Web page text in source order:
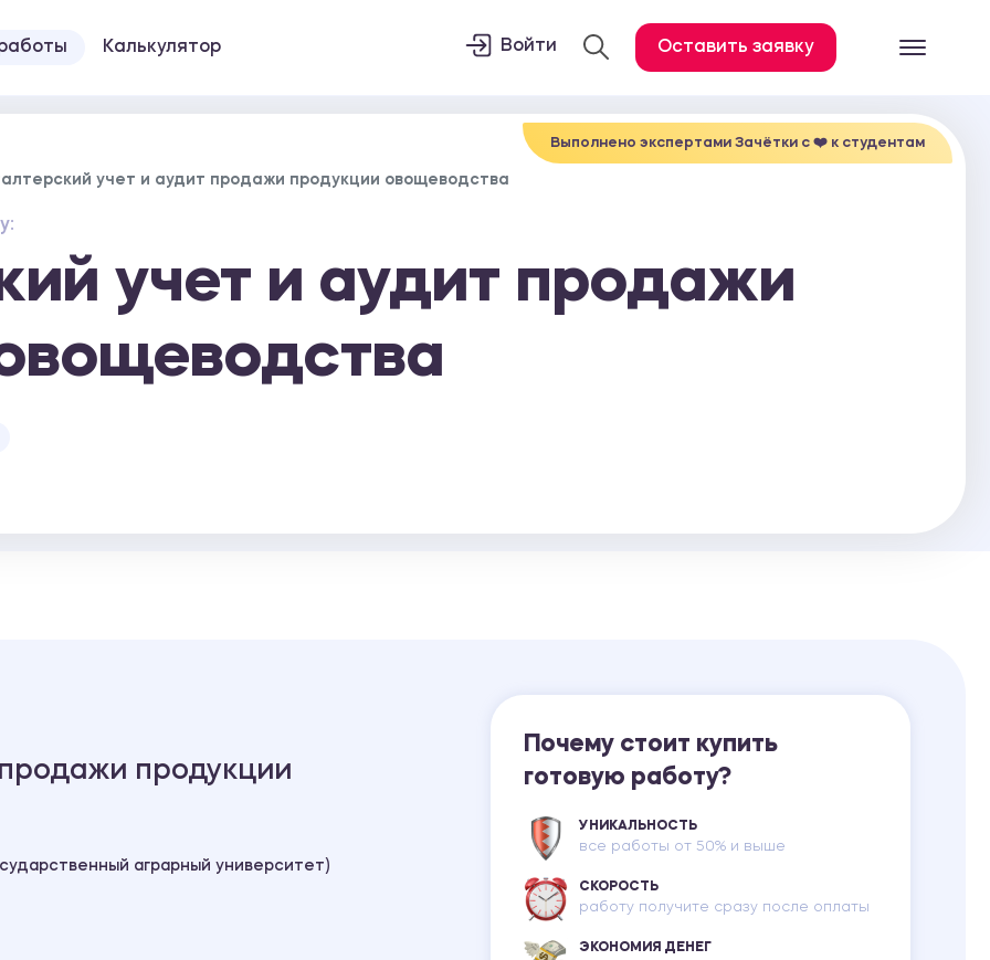
Все услуги
Контрольная работа
Калькулятор Войти Оставить заявку
Выполнено экспертами Зачётки c ❤️ к студентам
учет и аудит продажи продукции овощеводства
учет и аудит продажи
продажи продукции
аграрный университет)
Почему стоит купить
готовую работу?
УНИКАЛЬНОСТЬ
все работы от 50% и выше
СКОРОСТЬ
работу получите сразу после оплаты
ЭКОНОМИЯ ДЕНЕГ